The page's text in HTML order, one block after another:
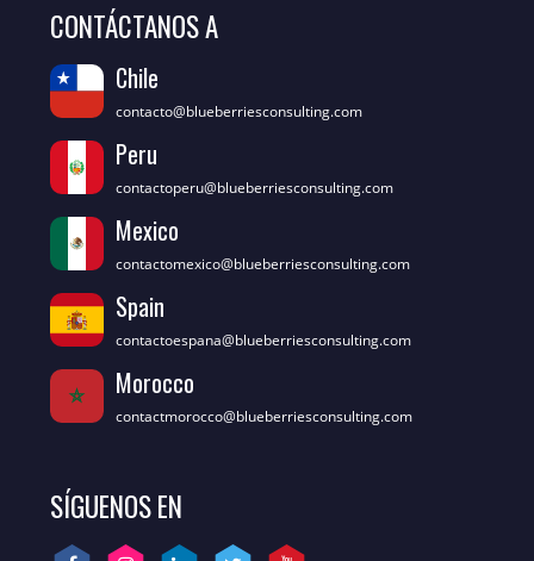
CONTÁCTANOS A
Chile
contacto@blueberriesconsulting.com
Peru
contactoperu@blueberriesconsulting.com
Mexico
contactomexico@blueberriesconsulting.com
Spain
contactoespana@blueberriesconsulting.com
Morocco
contactmorocco@blueberriesconsulting.com
SÍGUENOS EN